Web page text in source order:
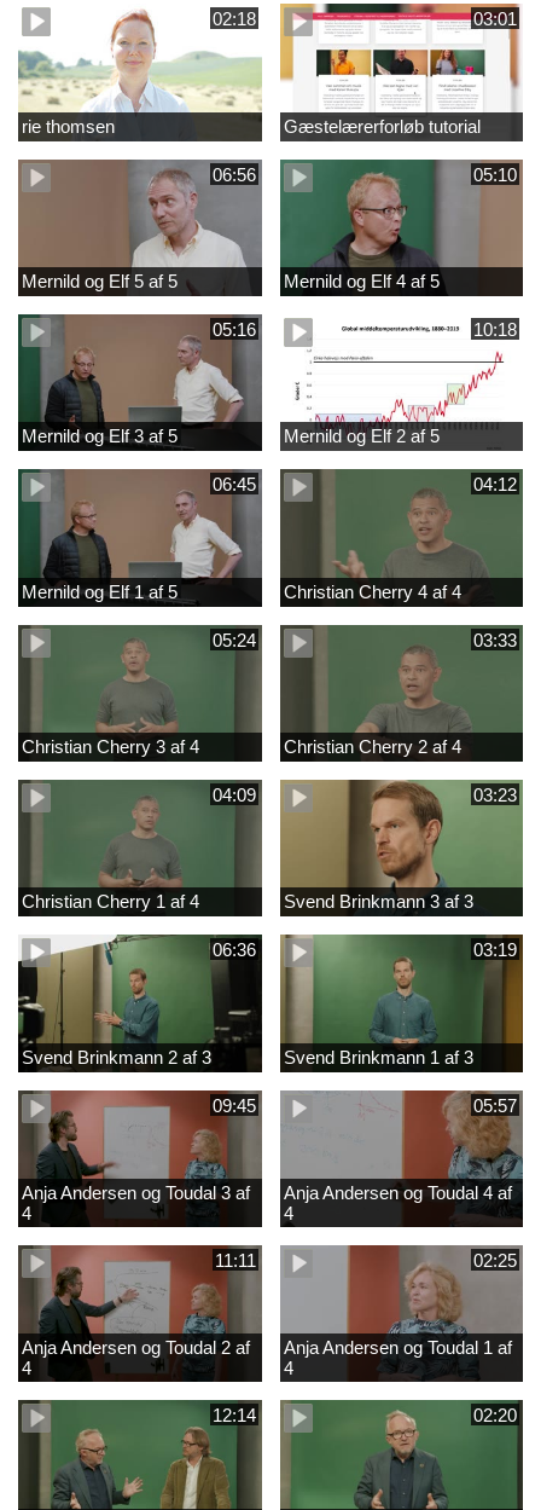
02:18
rie thomsen
03:01
Gæstelærerforløb tutorial
06:56
Mernild og Elf 5 af 5
05:10
Mernild og Elf 4 af 5
05:16
Mernild og Elf 3 af 5
10:18
Mernild og Elf 2 af 5
06:45
Mernild og Elf 1 af 5
04:12
Christian Cherry 4 af 4
05:24
Christian Cherry 3 af 4
03:33
Christian Cherry 2 af 4
04:09
Christian Cherry 1 af 4
03:23
Svend Brinkmann 3 af 3
06:36
Svend Brinkmann 2 af 3
03:19
Svend Brinkmann 1 af 3
09:45
Anja Andersen og Toudal 3 af
4
05:57
Anja Andersen og Toudal 4 af
4
11:11
Anja Andersen og Toudal 2 af
4
02:25
Anja Andersen og Toudal 1 af
4
12:14 02:20